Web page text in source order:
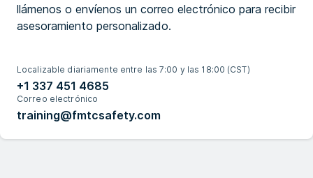
llámenos o envíenos un correo electrónico para recibir
asesoramiento personalizado.
Localizable diariamente entre las 7:00 y las 18:00 (CST)
+1 337 451 4685
Correo electrónico
training@fmtcsafety.com